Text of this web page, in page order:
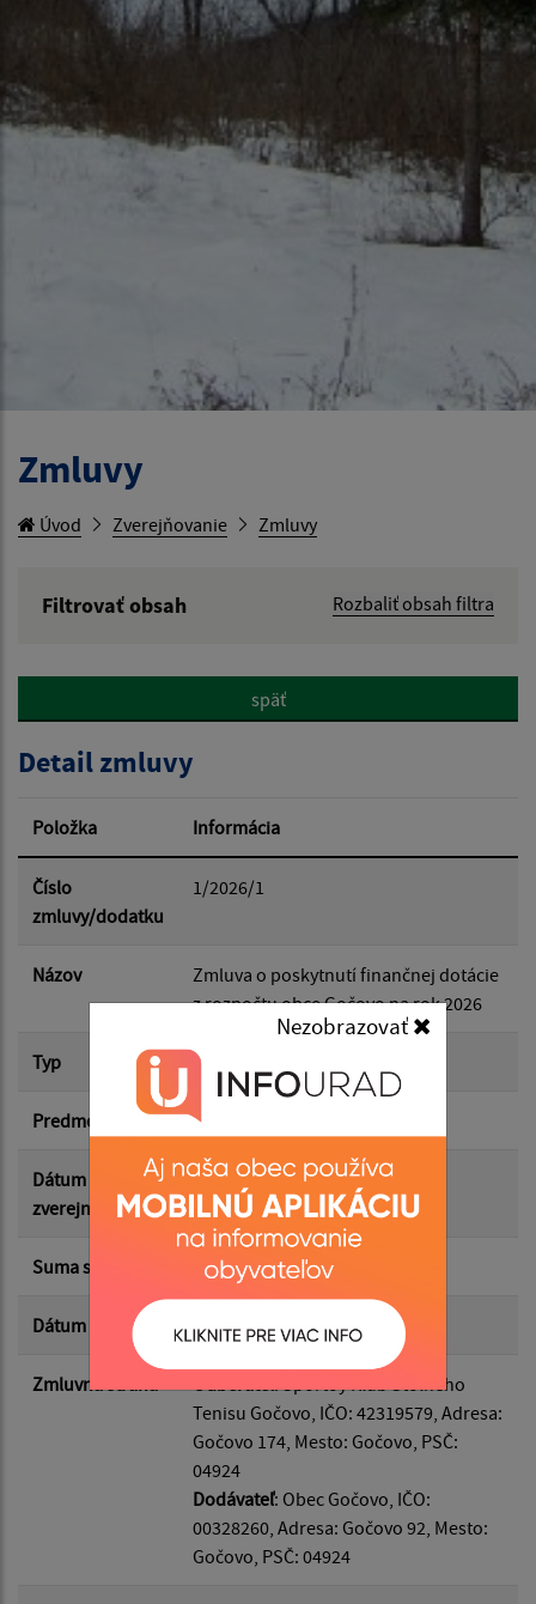
Nezobrazovať
Zmluvy
Úvod Zverejňovanie Zmluvy
Filtrovať obsah
Rozbaliť obsah filtra
Hľadať v:
Dátum od:
Dátum do:
Suma od:
Suma do:
Typ:
Filtrovať Reset
späť
Detail zmluvy
Položka Informácia
Číslo
zmluvy/dodatku
1/2026/1
Názov
Zmluva o poskytnutí finančnej dotácie
z rozpočtu obce Gočovo na rok 2026
Typ Hlavná zmluva
Predmet Poskytnutie dotácie
Dátum
zverejnenia
12.05.2026
Suma s DPH* 300.00 €
Dátum uzavretia 12.05.2026
Zmluvná strana
: Športoý Klub Stolného
Tenisu Gočovo, IČO: 42319579, Adresa:
Gočovo 174, Mesto: Gočovo, PSČ:
04924
Dodávateľ: Obec Gočovo, IČO:
00328260, Adresa: Gočovo 92, Mesto:
Gočovo, PSČ: 04924